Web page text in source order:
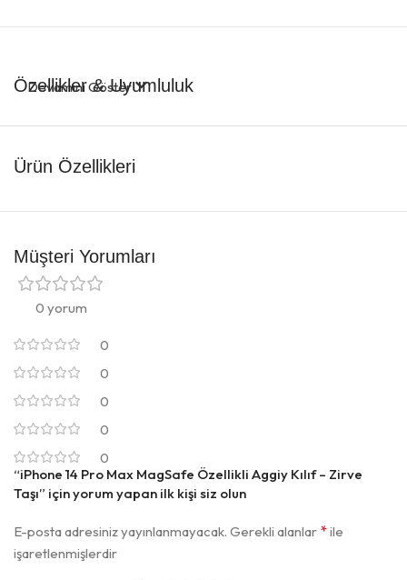
Özellikler & Uyumluluk
Devamını Göster
Ürün Özellikleri
Müşteri Yorumları
0 yorum
0
0
0
0
0
“iPhone 14 Pro Max MagSafe Özellikli Aggiy Kılıf – Zirve
Taşı” için yorum yapan ilk kişi siz olun
E-posta adresiniz yayınlanmayacak. Gerekli alanlar *ile
işaretlenmişlerdir